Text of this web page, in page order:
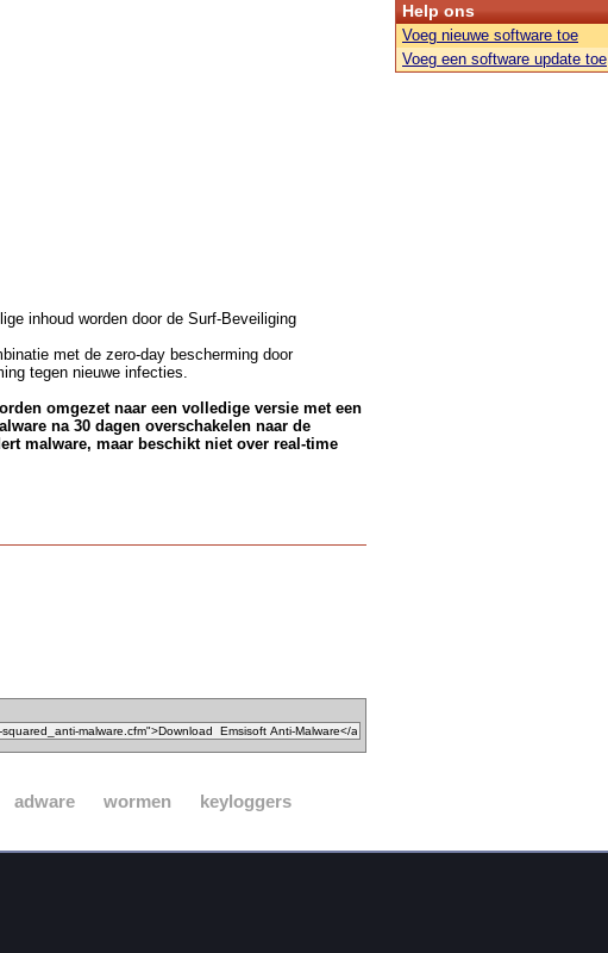
inhoud worden door de Surf-Beveiliging
met de zero-day bescherming door
tegen nieuwe infecties.
omgezet naar een volledige versie met een
na 30 dagen overschakelen naar de
malware, maar beschikt niet over real-time
adware wormen keyloggers
Help ons
Voeg nieuwe software toe
Voeg een software update toe